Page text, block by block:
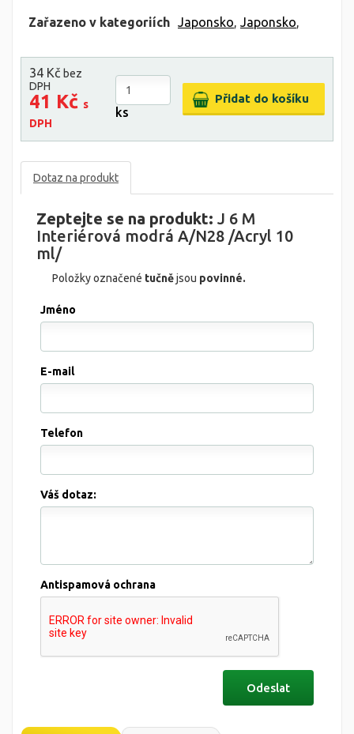
Zařazeno v kategoriích Japonsko, Japonsko,
34 Kč bez
DPH
41 Kč s
DPH
ks
Dotaz na produkt
Zeptejte se na produkt: J 6 M
Interiérová modrá A/N28 /Acryl 10
ml/
Položky označené tučnějsou povinné.
Jméno
E-mail
Telefon
Váš dotaz:
Antispamová ochrana